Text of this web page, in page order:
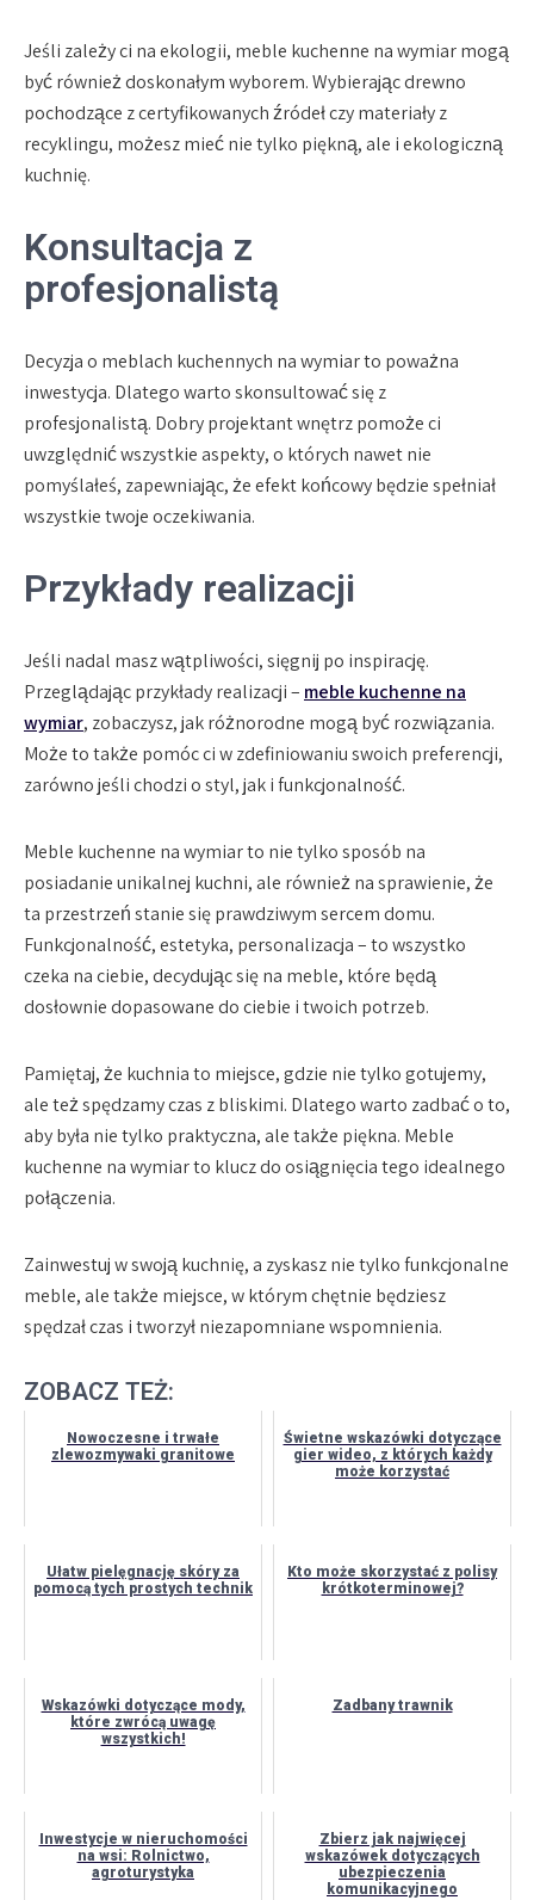
Jeśli zależy ci na ekologii, meble kuchenne na wymiar mogą
być również doskonałym wyborem. Wybierając drewno
pochodzące z certyfikowanych źródeł czy materiały z
recyklingu, możesz mieć nie tylko piękną, ale i ekologiczną
kuchnię.
Konsultacja z
profesjonalistą
Decyzja o meblach kuchennych na wymiar to poważna
inwestycja. Dlatego warto skonsultować się z
profesjonalistą. Dobry projektant wnętrz pomoże ci
uwzględnić wszystkie aspekty, o których nawet nie
pomyślałeś, zapewniając, że efekt końcowy będzie spełniał
wszystkie twoje oczekiwania.
Przykłady realizacji
Jeśli nadal masz wątpliwości, sięgnij po inspirację.
Przeglądając przykłady realizacji – meble kuchenne na
wymiar, zobaczysz, jak różnorodne mogą być rozwiązania.
Może to także pomóc ci w zdefiniowaniu swoich preferencji,
zarówno jeśli chodzi o styl, jak i funkcjonalność.
Meble kuchenne na wymiar to nie tylko sposób na
posiadanie unikalnej kuchni, ale również na sprawienie, że
ta przestrzeń stanie się prawdziwym sercem domu.
Funkcjonalność, estetyka, personalizacja – to wszystko
czeka na ciebie, decydując się na meble, które będą
dosłownie dopasowane do ciebie i twoich potrzeb.
Pamiętaj, że kuchnia to miejsce, gdzie nie tylko gotujemy,
ale też spędzamy czas z bliskimi. Dlatego warto zadbać o to,
aby była nie tylko praktyczna, ale także piękna. Meble
kuchenne na wymiar to klucz do osiągnięcia tego idealnego
połączenia.
Zainwestuj w swoją kuchnię, a zyskasz nie tylko funkcjonalne
meble, ale także miejsce, w którym chętnie będziesz
spędzał czas i tworzył niezapomniane wspomnienia.
ZOBACZ TEŻ:
Nowoczesne i trwałe
zlewozmywaki granitowe
Świetne wskazówki dotyczące
gier wideo, z których każdy
może korzystać
Ułatw pielęgnację skóry za
pomocą tych prostych technik
Kto może skorzystać z polisy
krótkoterminowej?
Wskazówki dotyczące mody,
które zwrócą uwagę
wszystkich!
Zadbany trawnik
Inwestycje w nieruchomości
na wsi: Rolnictwo,
agroturystyka
Zbierz jak najwięcej
wskazówek dotyczących
ubezpieczenia
komunikacyjnego